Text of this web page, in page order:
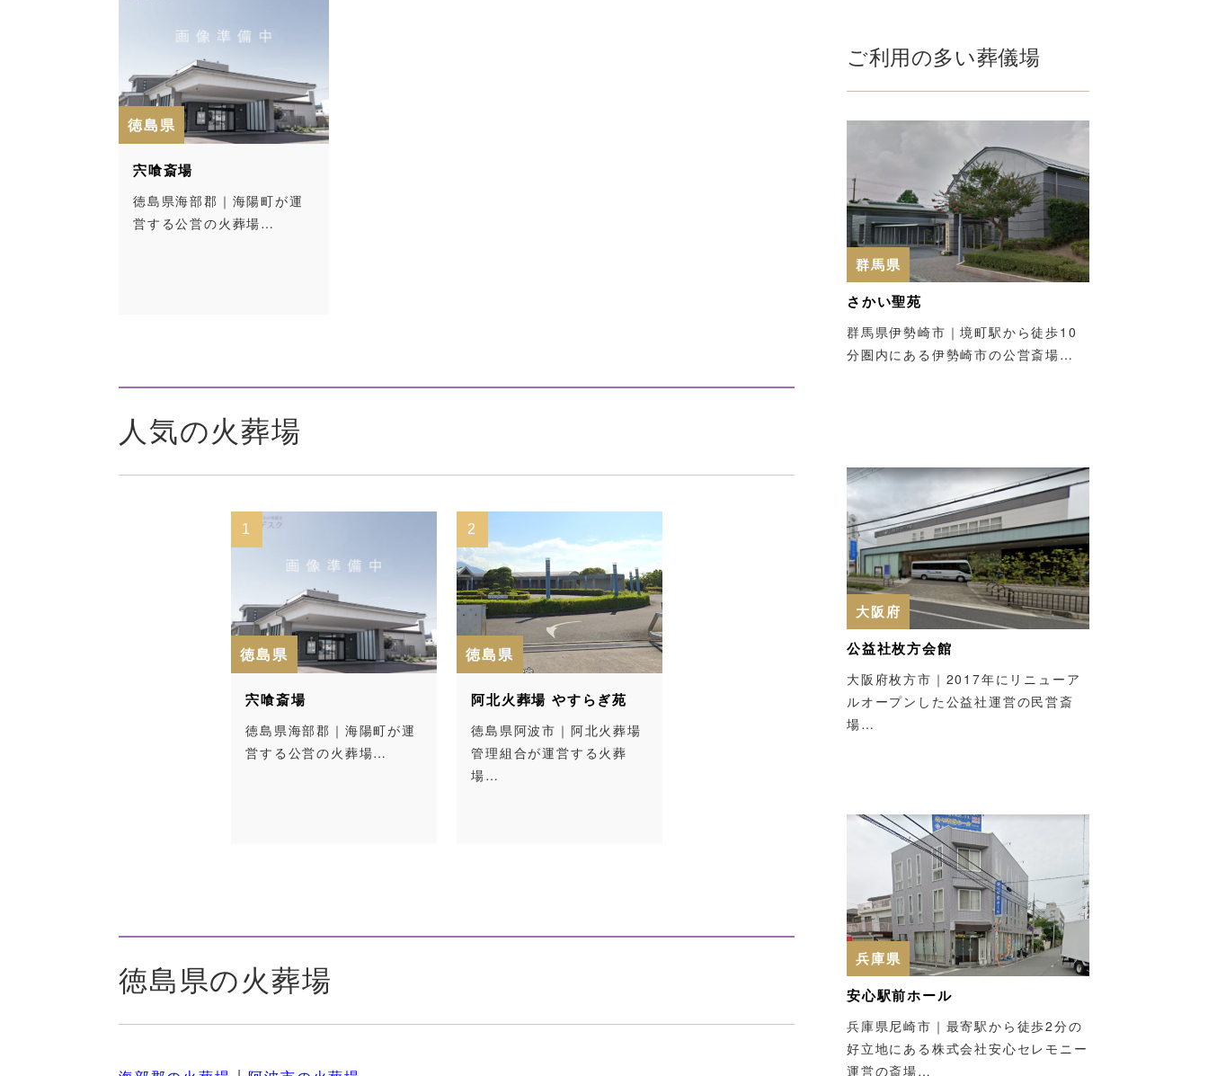
徳島県
宍喰斎場
徳島県海部郡｜海陽町が運
営する公営の火葬場…
人気の火葬場
1
徳島県
宍喰斎場
徳島県海部郡｜海陽町が運
営する公営の火葬場…
2
徳島県
阿北火葬場 やすらぎ苑
徳島県阿波市｜阿北火葬場
管理組合が運営する火葬
場…
徳島県の火葬場
ご利用の多い葬儀場
群馬県
さかい聖苑
群馬県伊勢崎市｜境町駅から徒歩10
分圏内にある伊勢崎市の公営斎場…
大阪府
公益社枚方会館
大阪府枚方市｜2017年にリニューア
ルオープンした公益社運営の民営斎
場…
兵庫県
安心駅前ホール
兵庫県尼崎市｜最寄駅から徒歩2分の
好立地にある株式会社安心セレモニー
運営の斎場…